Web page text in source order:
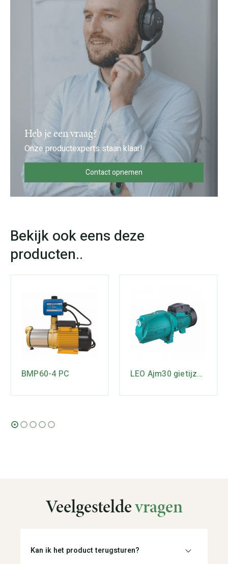
Heb je een vraag?
Onze productexperts staan klaar!
Contact opnemen
BMP60-4 PC LEO Ajm30 gietijzeren JET-pomp
Veelgesteldevragen
Kan ik het product terugsturen?